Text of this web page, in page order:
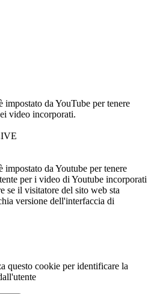
impostato da YouTube per tenere
video incorporati.
impostato da Youtube per tenere
per i video di Youtube incorporati
se il visitatore del sito web sta
versione dell'interfaccia di
questo cookie per identificare la